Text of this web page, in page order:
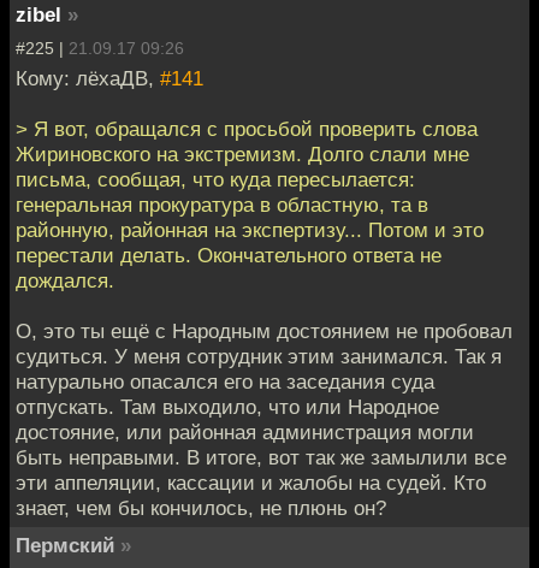
zibel »
#225 | 21.09.17 09:26
Кому: лёхаДВ, #141
> Я вот, обращался с просьбой проверить слова
Жириновского на экстремизм. Долго слали мне
письма, сообщая, что куда пересылается:
генеральная прокуратура в областную, та в
районную, районная на экспертизу... Потом и это
перестали делать. Окончательного ответа не
дождался.
О, это ты ещё с Народным достоянием не пробовал
судиться. У меня сотрудник этим занимался. Так я
натурально опасался его на заседания суда
отпускать. Там выходило, что или Народное
достояние, или районная администрация могли
быть неправыми. В итоге, вот так же замылили все
эти аппеляции, кассации и жалобы на судей. Кто
знает, чем бы кончилось, не плюнь он?
Пермский »